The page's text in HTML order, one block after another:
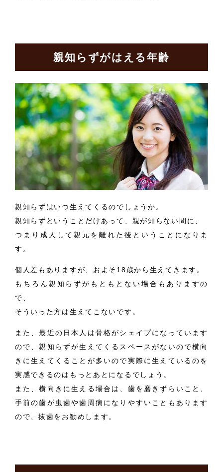
親知らずがはえる年齢
親知らずはいつ生えてくるのでしょうか。
親知らずということだけあって、親が知らない間に、
つまり成人して親元を離れた後ということになりま
す。
個人差もありますが、およそ18歳から生えてきます。
もちろん親知らずがもともとない場合もありますの
で、
そういった方は生えてこないです。
また、最近の日本人は骨格がシェイプになっています
ので、親知らずが生えてくるスペースがないので横向
きに生えてくることが多いので実際に生えているのを
実感できるのはもっとあとになるでしょう。
また、横向きに生える場合は、歯を磨きずらいこと、
手前の歯が虫歯や歯周病になりやすいこともあります
ので、抜歯をお勧めします。